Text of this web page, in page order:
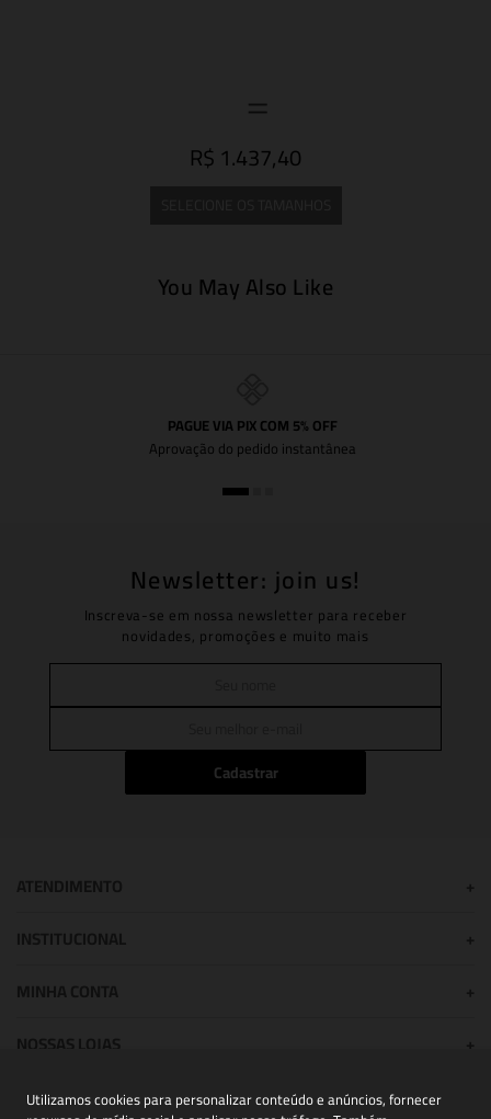
Utilizamos cookies para personalizar conteúdo e anúncios, fornecer
R$ 1.437,40
You May Also Like
PAGUE VIA PIX COM 5% OFF
Aprovação do pedido instantânea
Newsletter: join us!
Inscreva-se em nossa newsletter para receber
novidades, promoções e muito mais
Cadastrar
NOSSAS LOJAS
+